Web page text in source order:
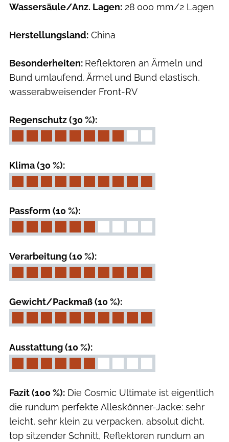
Wassersäule/Anz. Lagen: 28 000 mm/2 Lagen
Herstellungsland: China
Besonderheiten: Reflektoren an Ärmeln und
Bund umlaufend, Ärmel und Bund elastisch,
wasserabweisender Front-RV
Regenschutz (30 %):
Klima (30 %):
Passform (10 %):
Verarbeitung (10 %):
Gewicht/Packmaß (10 %):
Ausstattung (10 %):
Fazit (100 %): Die Cosmic Ultimate ist eigentlich
die rundum perfekte Alleskönner-Jacke: sehr
leicht, sehr klein zu verpacken, absolut dicht,
top sitzender Schnitt, Reflektoren rundum an